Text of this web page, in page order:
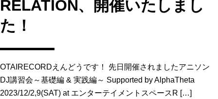
RELATION、開催いたしまし
た！
OTAIRECORDえんどうです！ 先日開催されましたアニソン
DJ講習会～基礎編 & 実践編～ Supported by AlphaTheta
2023/12/2,9(SAT) at エンターテイメントスペースR […]